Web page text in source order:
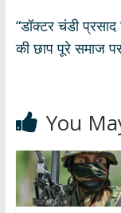
“डॉक्टर चंडी
की छाप पूरे समाज
You